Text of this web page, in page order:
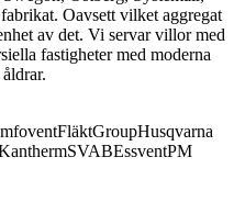
Oavsett vilket aggregat
av det. Vi servar villor med
fastigheter med moderna
FläktGroupHusqvarna
SVABEssventPM